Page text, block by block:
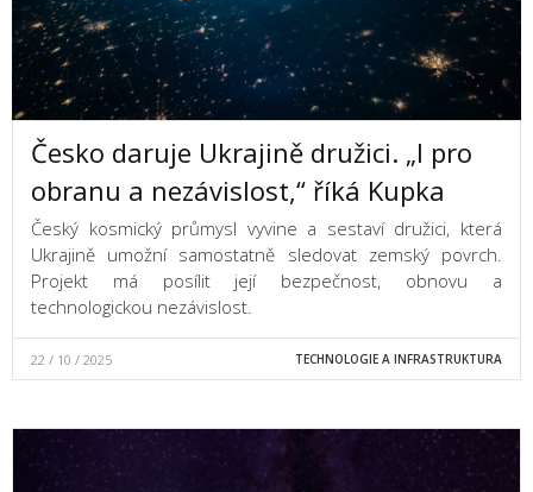
Česko daruje Ukrajině družici. „I pro
obranu a nezávislost,“ říká Kupka
Český kosmický průmysl vyvine a sestaví družici, která
Ukrajině umožní samostatně sledovat zemský povrch.
Projekt má posílit její bezpečnost, obnovu a
technologickou nezávislost.
22 / 10 / 2025 TECHNOLOGIE A INFRASTRUKTURA